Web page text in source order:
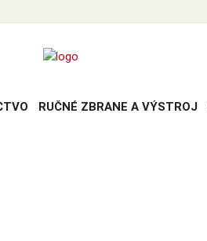
RUČNÉ ZBRANE A VÝSTROJ